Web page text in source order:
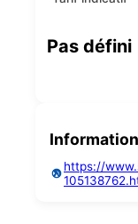
Pas défini
https://